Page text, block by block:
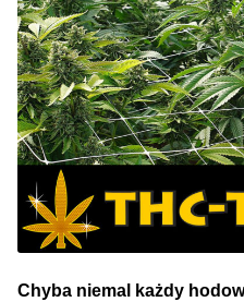
Dla Początkujących
Indoor w Domu
Outdoor na Dworze
Półautomaty Outdoor
Chyba niemal każdy